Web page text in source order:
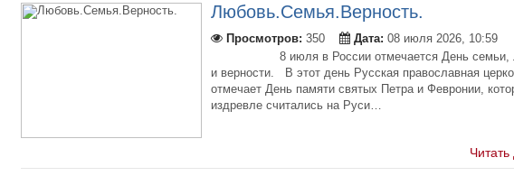
Любовь.Семья.Верность.
Просмотров: 350 Дата: 08 июля 2026, 10:59
8 июля в России отмечается День семьи,
и верности. В этот день Русская православная
отмечает День памяти святых Петра и​ Февронии,
издревле считались на​ Руси…